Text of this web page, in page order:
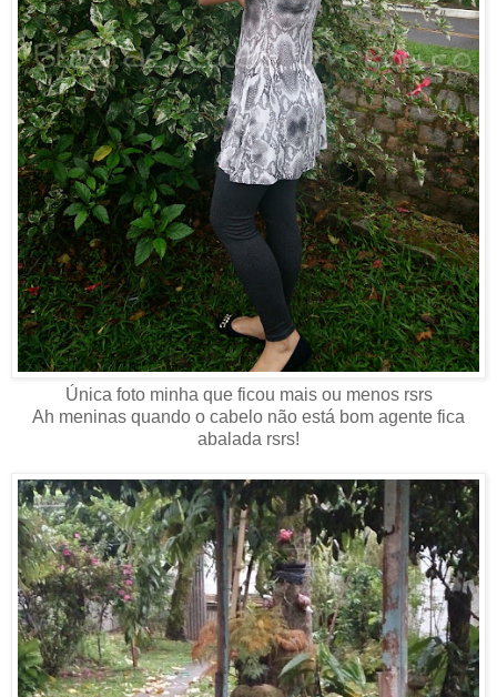
Única foto minha que ficou mais ou menos rsrs
Ah meninas quando o cabelo não está bom agente fica
abalada rsrs!